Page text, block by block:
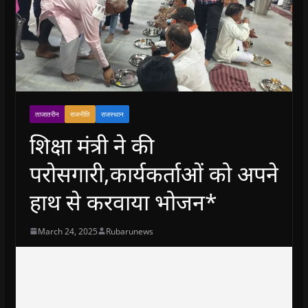
ताजातरीन राजनीति राजस्थान
शिक्षा मंत्री ने की
परोसगारी,कार्यकर्ताओं को अपने
हाथ से करवाया भोजन*
March 24, 2025 Rubarunews